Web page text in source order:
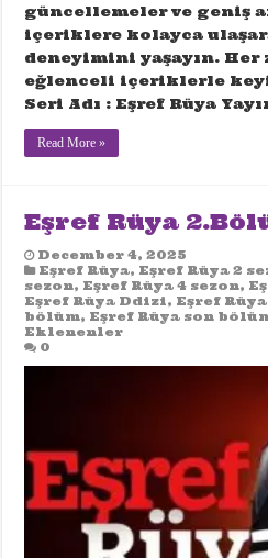
güncellemeler ve geniş
içeriklere kolayca
deneyimini yaşayın. Her
eğlenceli içeriklerle
Seri Adı : Eşref Rüya
Read More »
Eşref Rüya
December 4, 2025
Eşref Rüya, Eşref Rüya 2
sezon, Eşref Rüya 4 sezon,
Eşref Rüya Ddizi, Eşref
bölüm, Eşref Rüya son
Eklenenler
0